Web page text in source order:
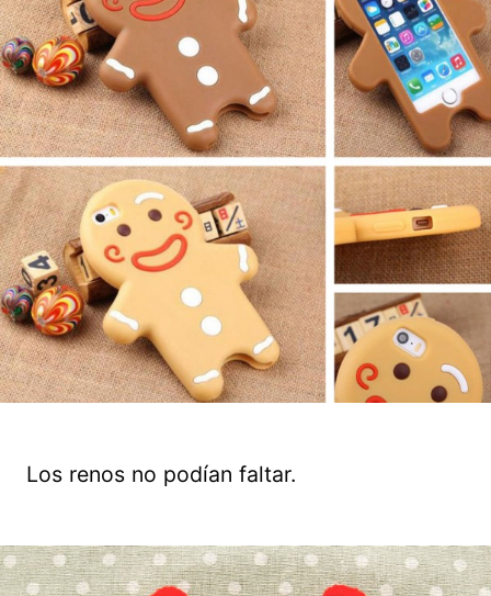
Los renos no podían faltar.